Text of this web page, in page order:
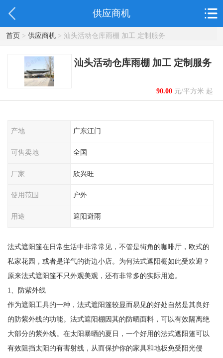
供应商机
首页> 供应商机> 汕头活动仓库雨棚 加工 定制服务
汕头活动仓库雨棚 加工 定制服务
90.00元/平方米 起
产地 广东江门
可售卖地 全国
厂家 欣兴旺
使用范围 户外
用途 遮阳避雨
法式遮阳篷在日常生活中非常常见，不管是街角的咖啡厅，欧式的
私家花园，或者是洋气的街边小店。为何法式遮阳棚如此受欢迎？
原来法式遮阳篷不只外观美观，还有非常多的实际用途。
1、防紫外线
作为遮阳工具的一种，法式遮阳篷较显而易见的好处自然是其良好
的防紫外线的功能。法式遮阳棚因其的防晒面料，可以有效隔离绝
大部分的紫外线。在太阳暴晒的夏日，一个好用的法式遮阳篷可以
有效阻挡太阳的有害射线，从而保护你的家具和地板免受阳光侵